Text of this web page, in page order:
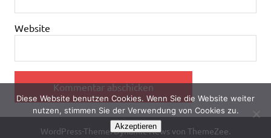
Website
WordPress-Theme: Dynamic News von ThemeZee.
Diese Website benutzen Cookies. Wenn Sie die Website weiter
nutzen, stimmen Sie der Verwendung von Cookies zu.
Akzeptieren